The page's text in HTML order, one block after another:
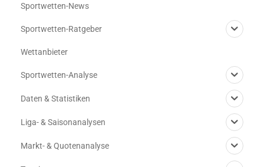
Sportwetten-News
Sportwetten-Ratgeber
Wettanbieter
Sportwetten-Analyse
Daten & Statistiken
Liga- & Saisonanalysen
Markt- & Quotenanalyse